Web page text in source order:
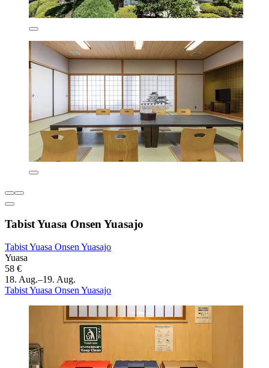
Tabist Yuasa Onsen Yuasajo
Tabist Yuasa Onsen Yuasajo
Yuasa
58 €
18. Aug.–19. Aug.
Tabist Yuasa Onsen Yuasajo